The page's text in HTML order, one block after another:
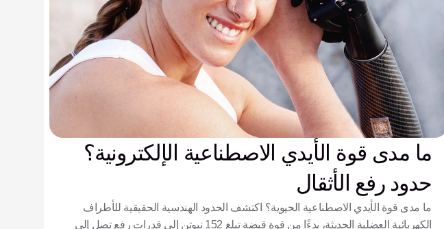
ما مدى قوة الأيدي الاصطناعية الإلكترونية؟
حدود رفع الأثقال
ما مدى قوة الأيدي الاصطناعية الحيوية؟ اكتشف الحدود الهندسية الحقيقية للأطراف
الكهربائية العضلية الحديثة، بدءًا من قوة قبضة تبلغ 152 نيوتن إلى قدرات رفع تصل إلى